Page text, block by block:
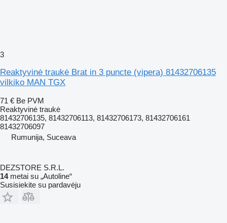
3
Reaktyvinė traukė Brat in 3 puncte (vipera) 81432706135
vilkiko MAN TGX
71 € Be PVM
Reaktyvinė traukė
81432706135, 81432706113, 81432706173, 81432706161
81432706097
Rumunija, Suceava
DEZSTORE S.R.L.
14metai su „Autoline“
Susisiekite su pardavėju